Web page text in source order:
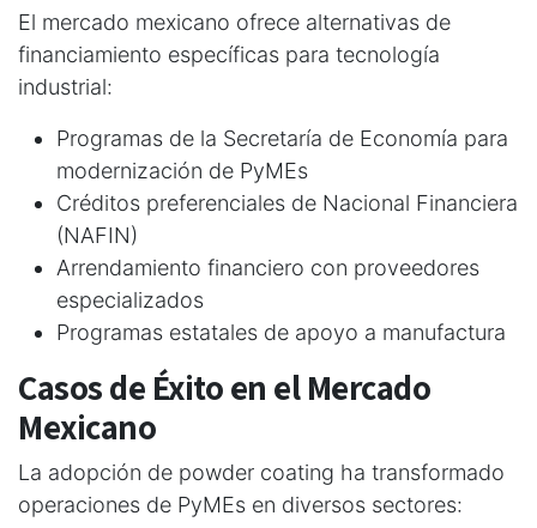
El mercado mexicano ofrece alternativas de
financiamiento específicas para tecnología
industrial:
Programas de la Secretaría de Economía para
modernización de PyMEs
Créditos preferenciales de Nacional Financiera
(NAFIN)
Arrendamiento financiero con proveedores
especializados
Programas estatales de apoyo a manufactura
Casos de Éxito en el Mercado
Mexicano
La adopción de powder coating ha transformado
operaciones de PyMEs en diversos sectores: